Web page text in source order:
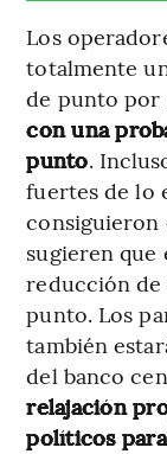
Los
totalmente
de punto por
con una
punto.
fuertes de lo
consiguieron
sugieren que
reducción de
punto. Los
también
del banco
relajación
políticos